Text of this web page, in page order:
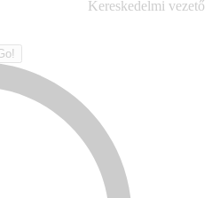
Kereskedelmi vezető